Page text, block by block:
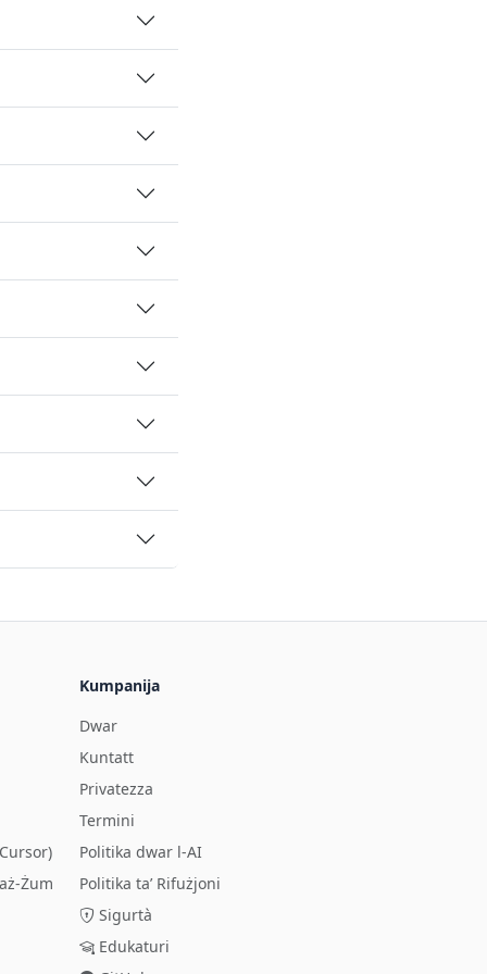
Żum
Kumpanija
Dwar
Kuntatt
Privatezza
Termini
Politika dwar l-AI
Politika ta’ Rifużjoni
Sigurtà
Edukaturi